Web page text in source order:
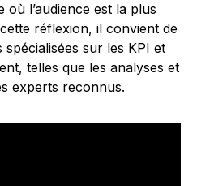
où l’audience est la plus
réflexion, il convient de
sur les KPI et
telles que les analyses et
experts reconnus.